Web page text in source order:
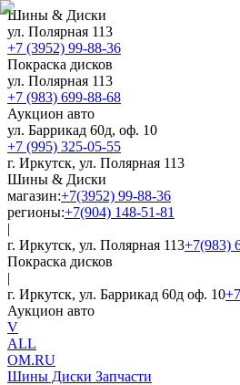
Шины & Диски
ул. Полярная 113
+7 (3952) 99-88-36
Покраска дисков
ул. Полярная 113
+7 (983) 699-88-68
Аукцион авто
ул. Баррикад 60д, оф. 10
+7 (995) 325-05-55
г. Иркутск, ул. Полярная 113
Шины & Диски
магазин:+7(3952) 99-88-36
регионы:+7(904) 148-51-81
|
г. Иркутск, ул. Полярная 113+7(983)
Покраска дисков
|
г. Иркутск, ул. Баррикад 60д оф. 10
Аукцион авто
V
ALL
OM.RU
Шины Диски Запчасти